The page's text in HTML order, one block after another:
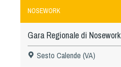
NOSEWORK
Gara Regionale di Nosework
Sesto Calende (VA)